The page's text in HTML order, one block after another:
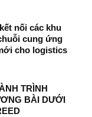
nối các khu
cung ứng
cho logistics
TRÌNH
BÀI DƯỚI